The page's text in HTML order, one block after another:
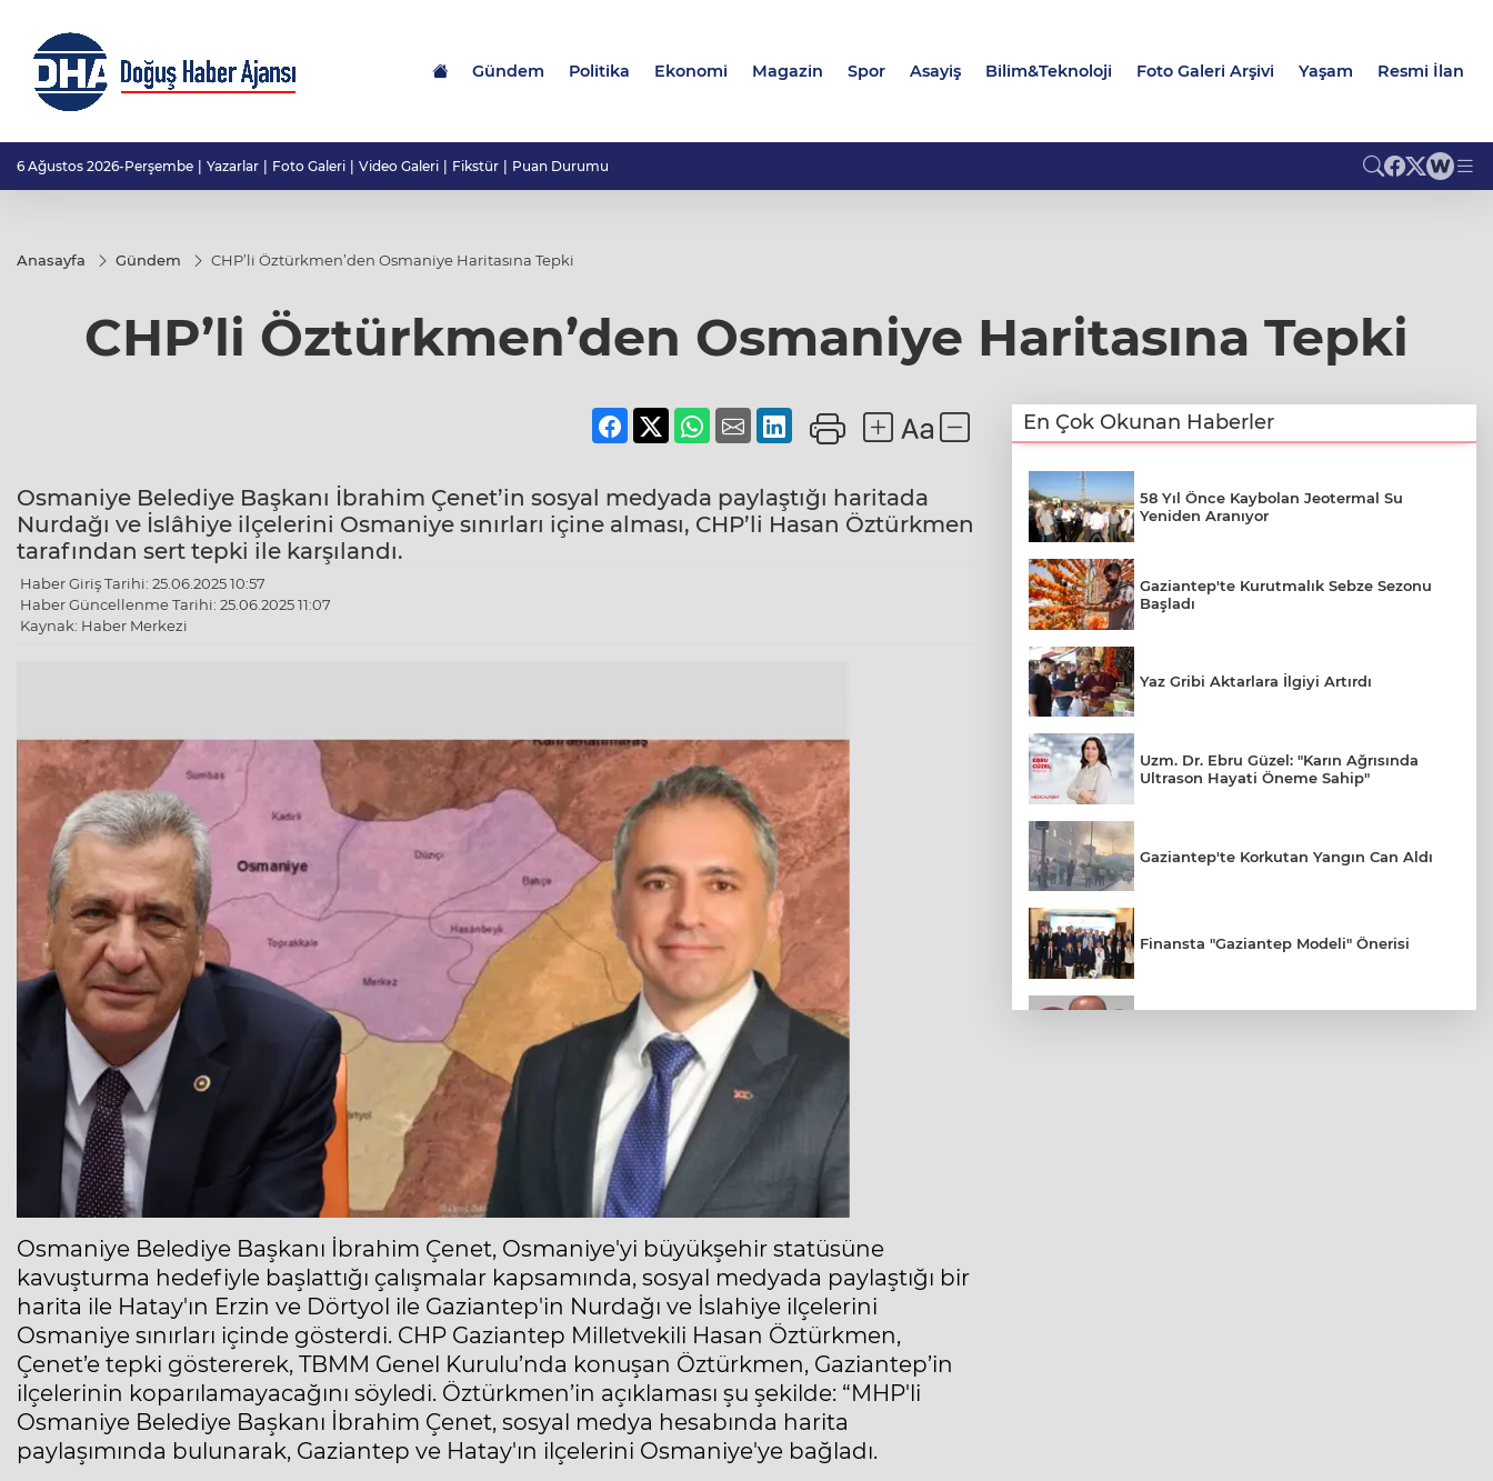
Gündem Politika Ekonomi Magazin Spor Asayiş Bilim&Teknoloji Foto Galeri Arşivi Yaşam Resmi İlan
6 Ağustos 2026-Perşembe Yazarlar Foto Galeri Video Galeri Fikstür Puan Durumu
Anasayfa Gündem CHP’li Öztürkmen’den Osmaniye Haritasına Tepki
CHP’li Öztürkmen’den Osmaniye Haritasına Tepki
Osmaniye Belediye Başkanı İbrahim Çenet’in sosyal medyada paylaştığı haritada
Nurdağı ve İslâhiye ilçelerini Osmaniye sınırları içine alması, CHP’li Hasan Öztürkmen
tarafından sert tepki ile karşılandı.
Haber Giriş Tarihi: 25.06.2025 10:57
Haber Güncellenme Tarihi: 25.06.2025 11:07
Kaynak: Haber Merkezi
Osmaniye Belediye Başkanı İbrahim Çenet, Osmaniye'yi büyükşehir statüsüne
kavuşturma hedefiyle başlattığı çalışmalar kapsamında, sosyal medyada paylaştığı bir
harita ile Hatay'ın Erzin ve Dörtyol ile Gaziantep'in Nurdağı ve İslahiye ilçelerini
Osmaniye sınırları içinde gösterdi. CHP Gaziantep Milletvekili Hasan Öztürkmen,
Çenet’e tepki göstererek, TBMM Genel Kurulu’nda konuşan Öztürkmen, Gaziantep’in
ilçelerinin koparılamayacağını söyledi. Öztürkmen’in açıklaması şu şekilde: “MHP'li
Osmaniye Belediye Başkanı İbrahim Çenet, sosyal medya hesabında harita
paylaşımında bulunarak, Gaziantep ve Hatay'ın ilçelerini Osmaniye'ye bağladı.
En Çok Okunan Haberler
58 Yıl Önce Kaybolan Jeotermal Su
Yeniden Aranıyor
Gaziantep'te Kurutmalık Sebze Sezonu
Başladı
Yaz Gribi Aktarlara İlgiyi Artırdı
Uzm. Dr. Ebru Güzel: "Karın Ağrısında
Ultrason Hayati Öneme Sahip"
Gaziantep'te Korkutan Yangın Can Aldı
Finansta "Gaziantep Modeli" Önerisi